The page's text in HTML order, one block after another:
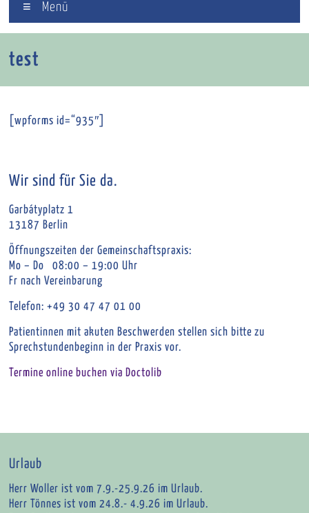
Menü
test
[wpforms id=“935″]
Wir sind für Sie da.
Garbátyplatz 1
13187 Berlin
Öffnungszeiten der Gemeinschaftspraxis:
Mo – Do 08:00 – 19:00 Uhr
Fr nach Vereinbarung
Telefon: +49 30 47 47 01 00
Patientinnen mit akuten Beschwerden stellen sich bitte zu
Sprechstundenbeginn in der Praxis vor.
Termine online buchen via Doctolib
Urlaub
Herr Woller ist vom 7.9.-25.9.26 im Urlaub.
Herr Tönnes ist vom 24.8.- 4.9.26 im Urlaub.